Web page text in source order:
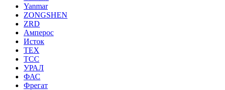
Yanmar
ZONGSHEN
ZRD
Амперос
Исток
ТЕХ
ТСС
УРАЛ
ФАС
Фрегат